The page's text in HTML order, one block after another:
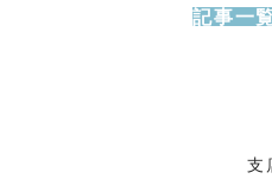
記事一
支